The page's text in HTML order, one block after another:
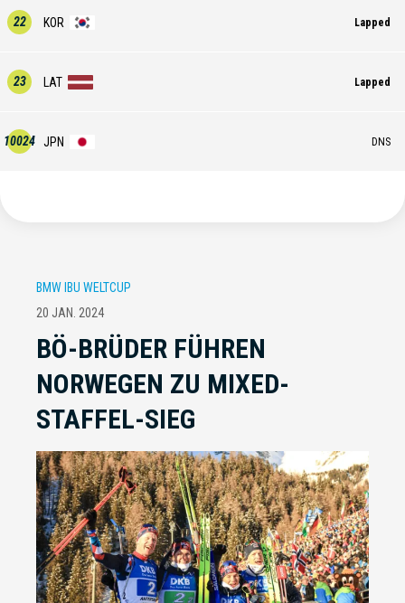
22 KOR Lapped
23 LAT Lapped
10024 JPN DNS
BMW IBU WELTCUP
20 JAN. 2024
BÖ-BRÜDER FÜHREN
NORWEGEN ZU MIXED-
STAFFEL-SIEG